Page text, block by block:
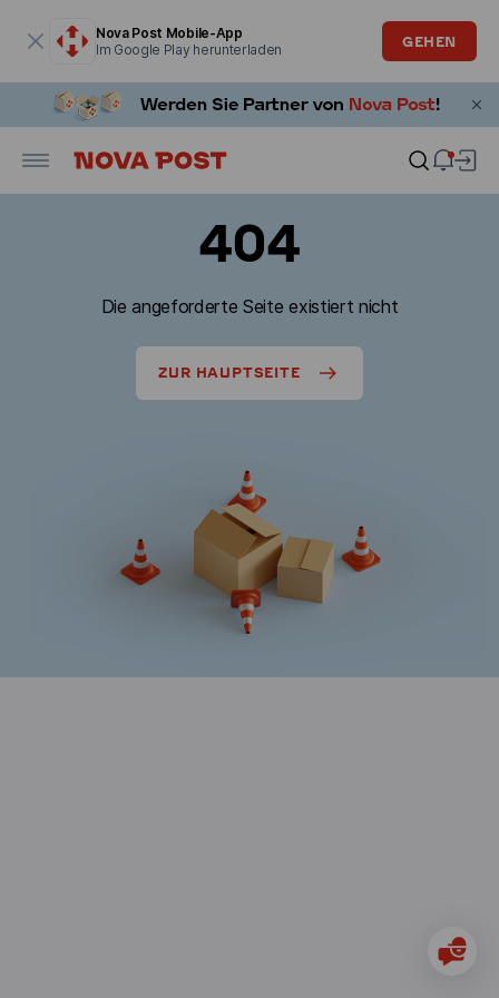
Nova Post Mobile-App
Im Google Play herunterladen
GEHEN
404
Die angeforderte Seite existiert nicht
ZUR HAUPTSEITE